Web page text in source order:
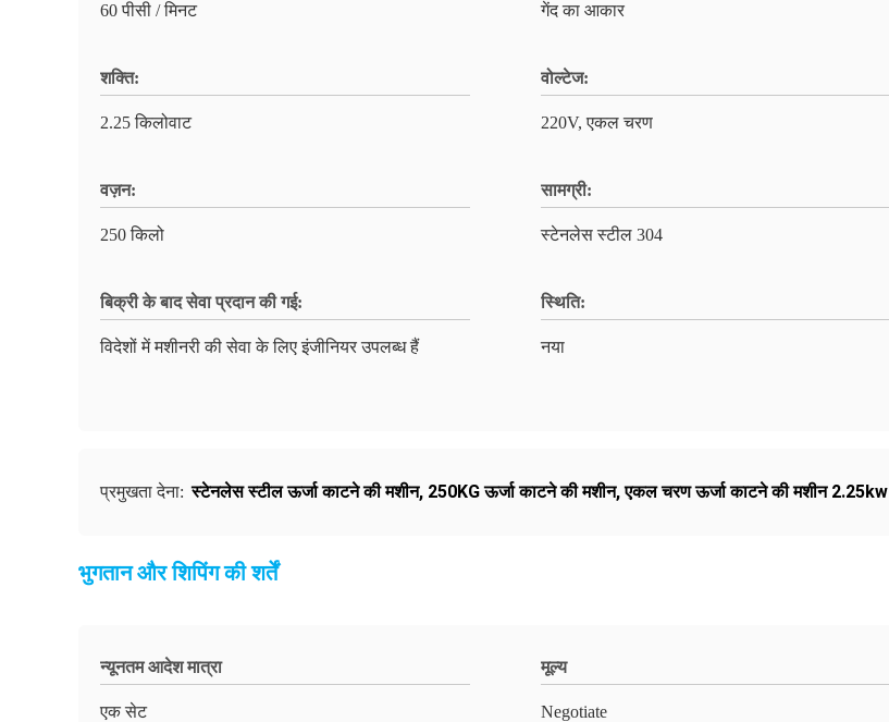
60 पीसी / मिनट गेंद का आकार
शक्ति:
2.25 किलोवाट
वोल्टेज:
220V, एकल चरण
वज़न:
250 किलो
सामग्री:
स्टेनलेस स्टील 304
बिक्री के बाद सेवा प्रदान की गई:
विदेशों में मशीनरी की सेवा के लिए इंजीनियर उपलब्ध हैं
स्थिति:
नया
प्रमुखता देना: स्टेनलेस स्टील ऊर्जा काटने की मशीन, 250KG ऊर्जा काटने की मशीन,एकल चरण ऊर्जा काटने की मशीन 2.25kw
भुगतान और शिपिंग की शर्तें
न्यूनतम आदेश मात्रा
एक सेट
मूल्य
Negotiate